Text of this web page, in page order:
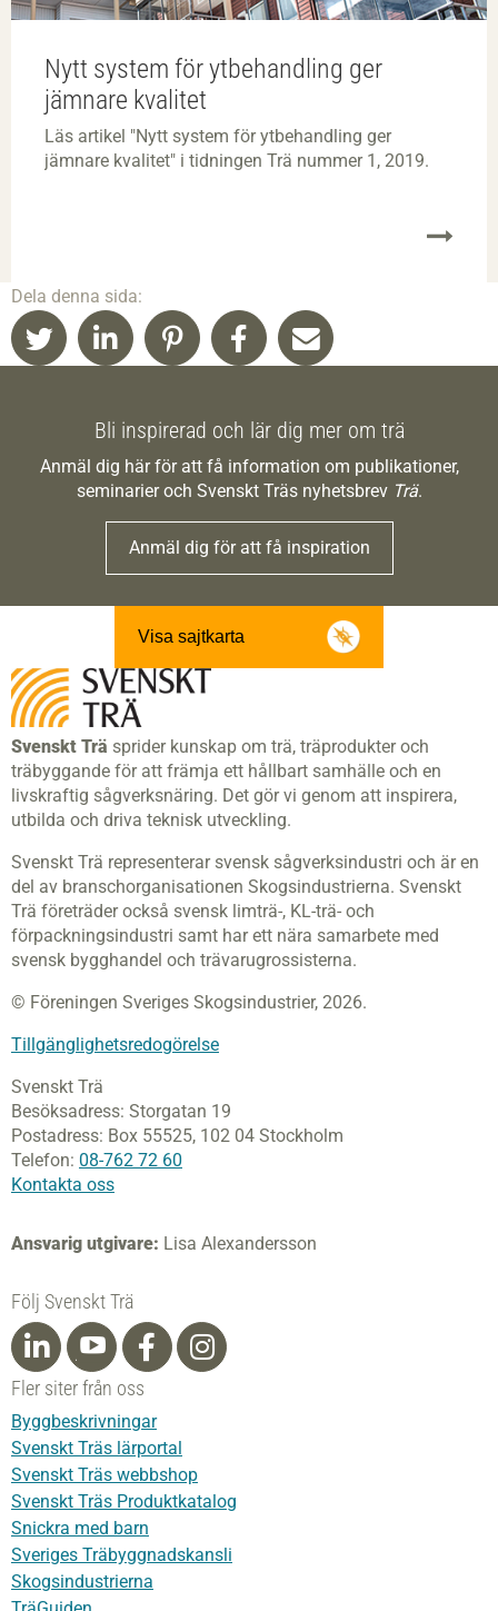
Nytt system för ytbehandling ger
jämnare kvalitet
Läs artikel "Nytt system för ytbehandling ger
jämnare kvalitet" i tidningen Trä nummer 1, 2019.
Dela denna sida:
Bli inspirerad och lär dig mer om trä
Anmäl dig här för att få information om publikationer,
seminarier och Svenskt Träs nyhetsbrev Trä.
Anmäl dig för att få inspiration
Visa sajtkarta
Svenskt Trä sprider kunskap om trä, träprodukter och
träbyggande för att främja ett hållbart samhälle och en
livskraftig sågverksnäring. Det gör vi genom att inspirera,
utbilda och driva teknisk utveckling.
Svenskt Trä representerar svensk sågverksindustri och är en
del av branschorganisationen Skogsindustrierna. Svenskt
Trä företräder också svensk limträ-, KL-trä- och
förpackningsindustri samt har ett nära samarbete med
svensk bygghandel och trävarugrossisterna.
© Föreningen Sveriges Skogsindustrier, 2026.
Tillgänglighetsredogörelse
Svenskt Trä
Besöksadress: Storgatan 19
Postadress: Box 55525, 102 04 Stockholm
Telefon: 08-762 72 60
Kontakta oss
Ansvarig utgivare: Lisa Alexandersson
Följ Svenskt Trä
Fler siter från oss
Byggbeskrivningar
Svenskt Träs lärportal
Svenskt Träs webbshop
Svenskt Träs Produktkatalog
Snickra med barn
Sveriges Träbyggnadskansli
Skogsindustrierna